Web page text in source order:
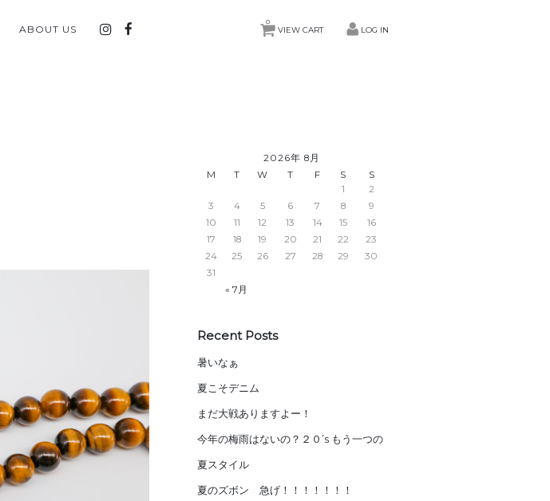
VIEW CART
0
LOG IN
ABOUT US
2026年 8月
M
T W T F S S
« 7月
1
2
3
4 5 6 7 8
9
10
11 12 13 14 15
16
17
18 19 20 21 22
23
24
25 26 27 28 29
30
31
Recent Posts
暑いなぁ
夏こそデニム
まだ大戦ありますよー！
今年の梅雨はないの？２０’s もう一つの
夏スタイル
夏のズボン 急げ！！！！！！！